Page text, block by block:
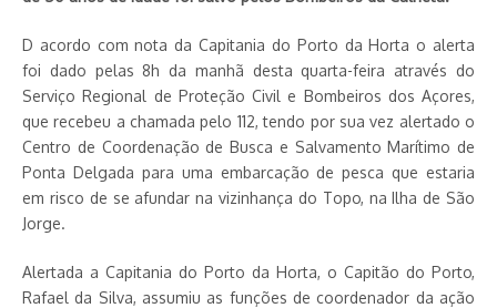
D acordo com nota da Capitania do Porto da Horta o alerta
foi dado pelas 8h da manhã desta quarta-feira através do
Serviço Regional de Proteção Civil e Bombeiros dos Açores,
que recebeu a chamada pelo 112, tendo por sua vez alertado o
Centro de Coordenação de Busca e Salvamento Marítimo de
Ponta Delgada para uma embarcação de pesca que estaria
em risco de se afundar na vizinhança do Topo, na Ilha de São
Jorge.
Alertada a Capitania do Porto da Horta, o Capitão do Porto,
Rafael da Silva, assumiu as funções de coordenador da ação